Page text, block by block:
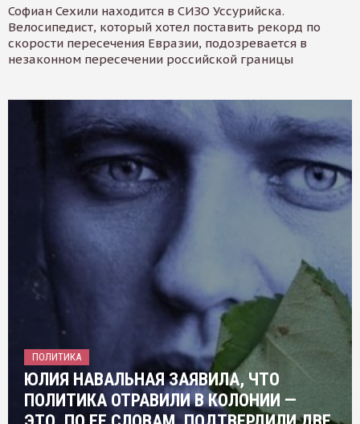
Софиан Сехили находится в СИЗО Уссурийска.
Велосипедист, который хотел поставить рекорд по
скорости пересечения Евразии, подозревается в
незаконном пересечении российской границы
ПОЛИТИКА
ЮЛИЯ НАВАЛЬНАЯ ЗАЯВИЛА, ЧТО
ПОЛИТИКА ОТРАВИЛИ В КОЛОНИИ —